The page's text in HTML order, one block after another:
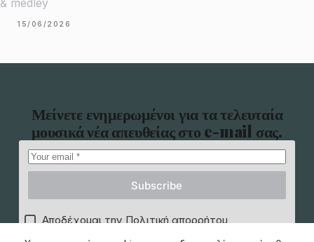
15/06/2026
Μείνετε ενημερωμένοι για τα τελευταία
μουσικά νέα απευθείας στο e-mail σας.
Subscribe
Αποδέχομαι την Πολιτική απορρήτου